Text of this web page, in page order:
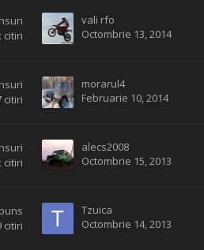
citiri
vali rfo
Octombrie 13, 2014
citiri
morarul4
Februarie 10, 2014
citiri
alecs2008
Octombrie 15, 2013
citiri
Tzuica
Octombrie 14, 2013